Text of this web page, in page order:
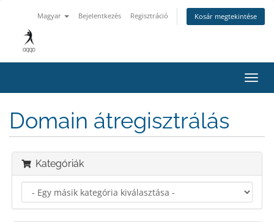
Magyar Bejelentkezés Regisztráció Kosár megtekintése
a
Domain átregisztrálás
Kategóriák